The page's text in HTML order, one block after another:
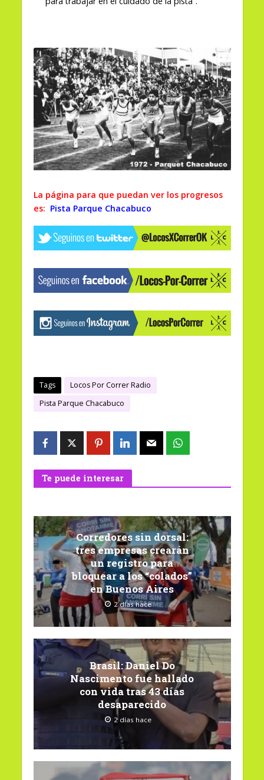
La página para que puedan ver los progresos
es: Pista Parque Chacabuco
Tags
Locos Por Correr Radio
Pista Parque Chacabuco
Te puede interesar
Corredores sin dorsal:
tres empresas crearán
un registro para
bloquear a los “colados”
en Buenos Aires
2 días hace
Brasil: Daniel Do
Nascimento fue hallado
con vida tras 43 días
desaparecido
2 días hace